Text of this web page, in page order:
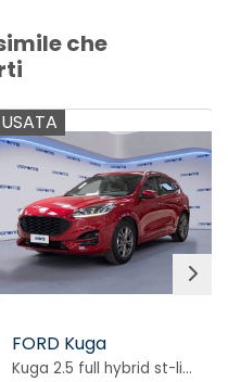
che
USATA
FORD Kuga
Kuga 2.5 full hybrid st-line 2wd 190cv cvt